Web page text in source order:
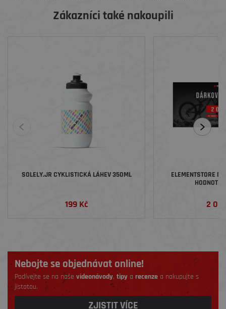
Zákazníci také nakoupili
SOLELY.JR CYKLISTICKÁ LÁHEV 350ML
199 Kč
ELEMENTSTORE
2
Nebojte se objednávat online!
Podívejte se na naše videonávody,tipy a recenzea nakupujte s
jistotou.
ZJISTIT VÍCE